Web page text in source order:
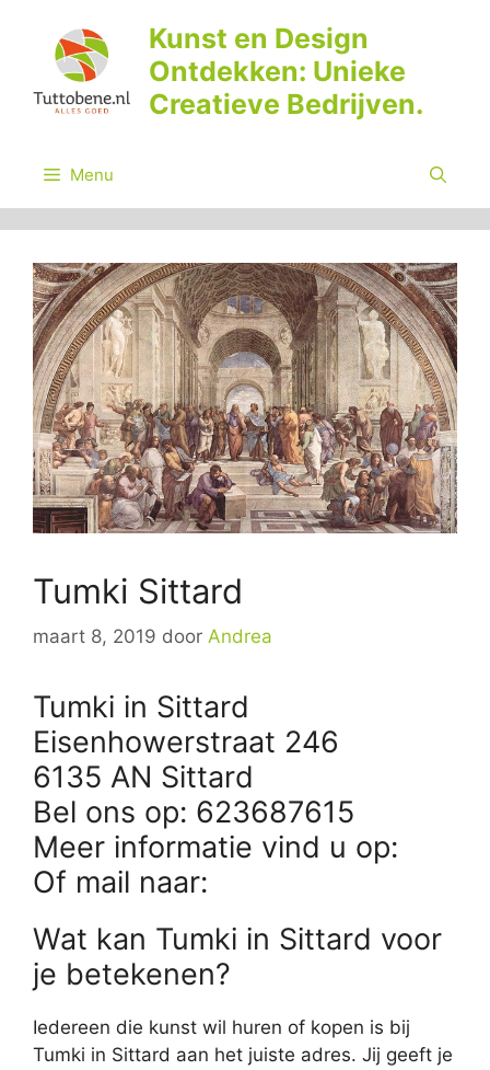
inhoud
Kunst en Design
Ontdekken: Unieke
Creatieve Bedrijven.
Menu
Tumki Sittard
maart 8, 2019 door Andrea
Tumki in Sittard
Eisenhowerstraat 246
6135 AN Sittard
Bel ons op: 623687615
Meer informatie vind u op:
Of mail naar:
Wat kan Tumki in Sittard voor
je betekenen?
Iedereen die kunst wil huren of kopen is bij
Tumki in Sittard aan het juiste adres. Jij geeft je